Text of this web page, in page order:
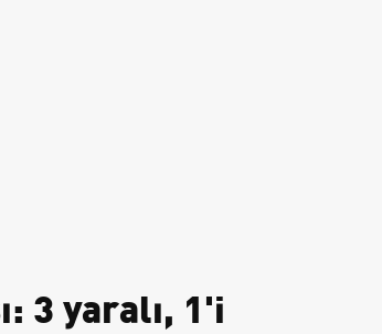
3 yaralı, 1'i